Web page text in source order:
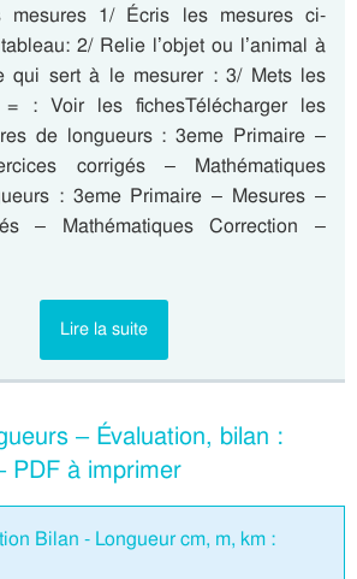
mesures 1/ Écris les mesures ci-
2/ Relie l’objet ou l’animal à
qui sert à le mesurer : 3/ Mets les
: Voir les fichesTélécharger les
de longueurs : 3eme Primaire –
corrigés – Mathématiques
: 3eme Primaire – Mesures –
– Mathématiques Correction –
Lire la suite
– Évaluation, bilan :
PDF à imprimer
Bilan - Longueur cm, m, km :